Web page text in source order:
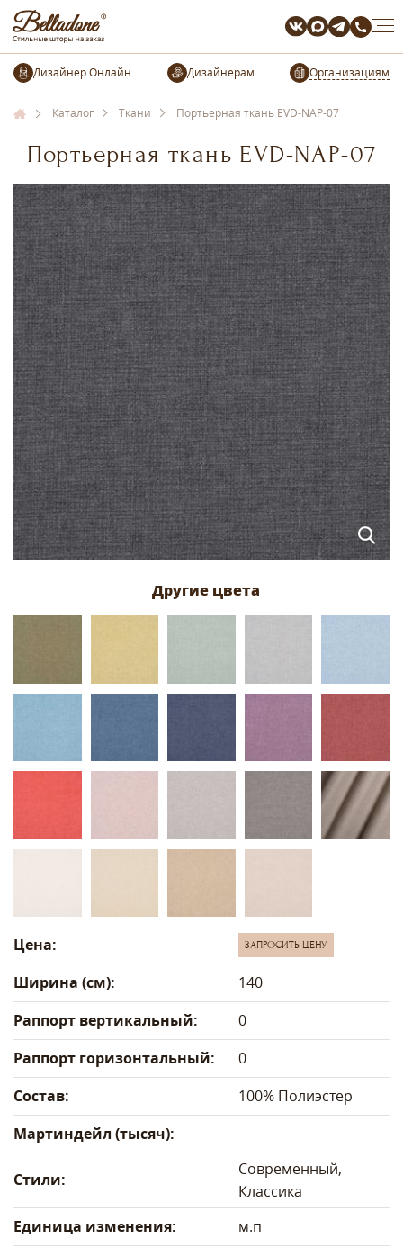
Организациям
Каталог Ткани Портьерная ткань EVD-NAP-07
Портьерная ткань EVD-NAP-07
Цена: ЗАПРОСИТЬ ЦЕНУ
Ширина (см):
140
Раппорт вертикальный:
0
Раппорт горизонтальный:
0
Состав:
100% Полиэстер
Мартиндейл (тысяч):
-
Стили:
Современный,
Классика
Единица изменения:
м.п